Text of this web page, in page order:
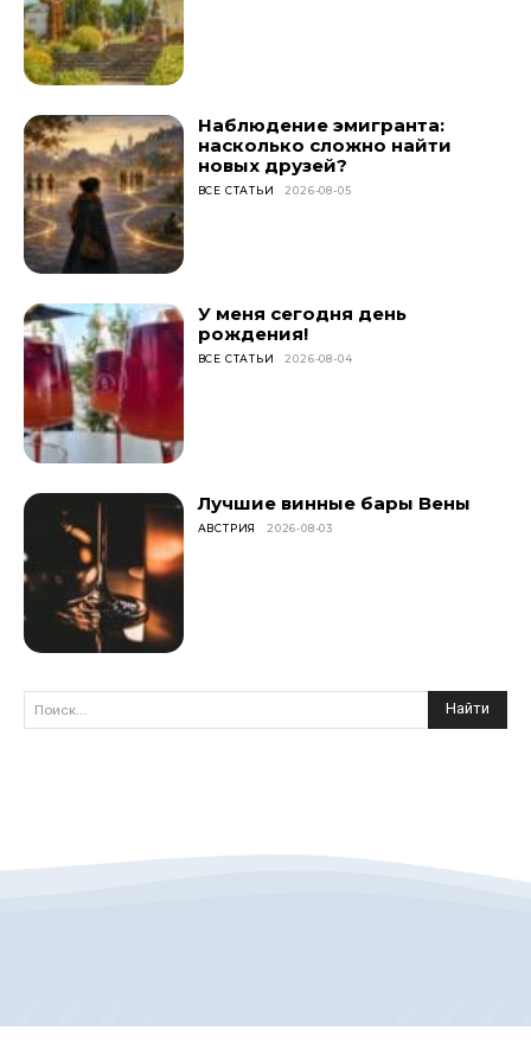
Наблюдение эмигранта:
насколько сложно найти
новых друзей?
ВСЕ СТАТЬИ 2026-08-05
У меня сегодня день
рождения!
ВСЕ СТАТЬИ 2026-08-04
Лучшие винные бары Вены
АВСТРИЯ 2026-08-03
Поиск... Найти